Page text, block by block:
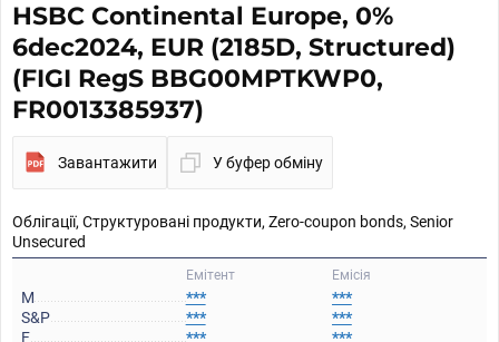
HSBC Continental Europe, 0%
6dec2024, EUR (2185D, Structured)
(FIGI RegS BBG00MPTKWP0,
FR0013385937)
Завантажити У буфер обміну
Облігації, Структуровані продукти, Zero-coupon bonds, Senior
Unsecured
Емісія
Емітент
M ***
***
S&P
***
***
F
***
***